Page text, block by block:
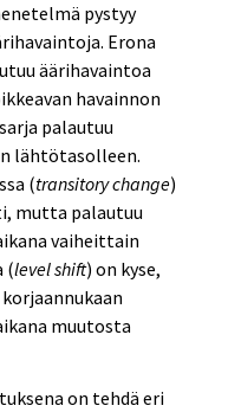
pystyy
Erona
äärihavaintoa
havainnon
palautuu
lähtötasolleen.
(transitory change)
mutta palautuu
vaiheittain
(level shift) on kyse,
muutosta
on tehdä eri